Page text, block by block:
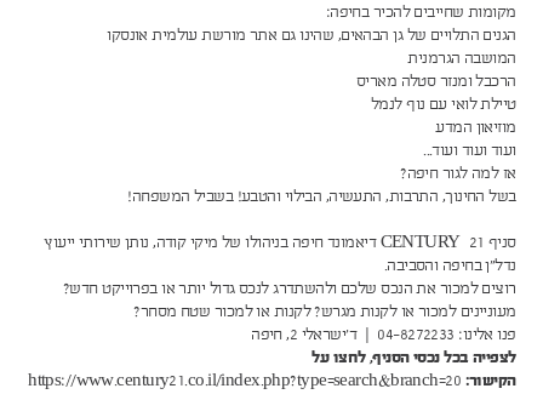
מקומות שחייבים להכיר בחיפה:
הגנים התלויים של גן הבהאים, שהינו גם אתר מורשת עולמית אונסקו
המושבה הגרמנית
הרכבל ומנזר סטלה מאריס
טיילת לואי עם נוף לנמל
מוזיאון המדע
ועוד ועוד ועוד...
אז למה לגור חיפה?
בשל החינוך, התרבות, התעשיה, הבילוי והטבע! בשביל המשפחה!
סניף 21 CENTURYדיאמונד חיפה בניהולו של מיקי קודה, נותן שירותי ייעוץ
נדל"ן בחיפה והסביבה.
רוצים למכור את הנכס שלכם ולהשתדרג לנכס גדול יותר או בפרוייקט חדש?
מעוניינים למכור או לקנות מגרש? לקנות או למכור שטח מסחר?
פנו אלינו: 04-8272233 | ד'ישראלי 2, חיפה
לצפייה בכל נכסי הסניף, לחצו על
הקישור: https://www.century21.co.il/index.php?type=search&branch=20